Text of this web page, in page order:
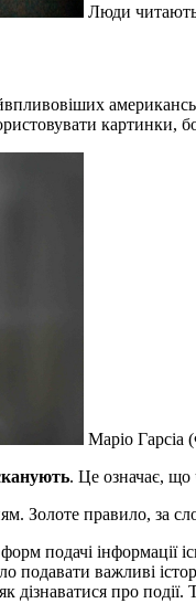
Люди читають
картинки,
Маріо Гарсіа
. Це означає, що
Золоте правило, за
подачі інформації
важливі
дізнаватися про